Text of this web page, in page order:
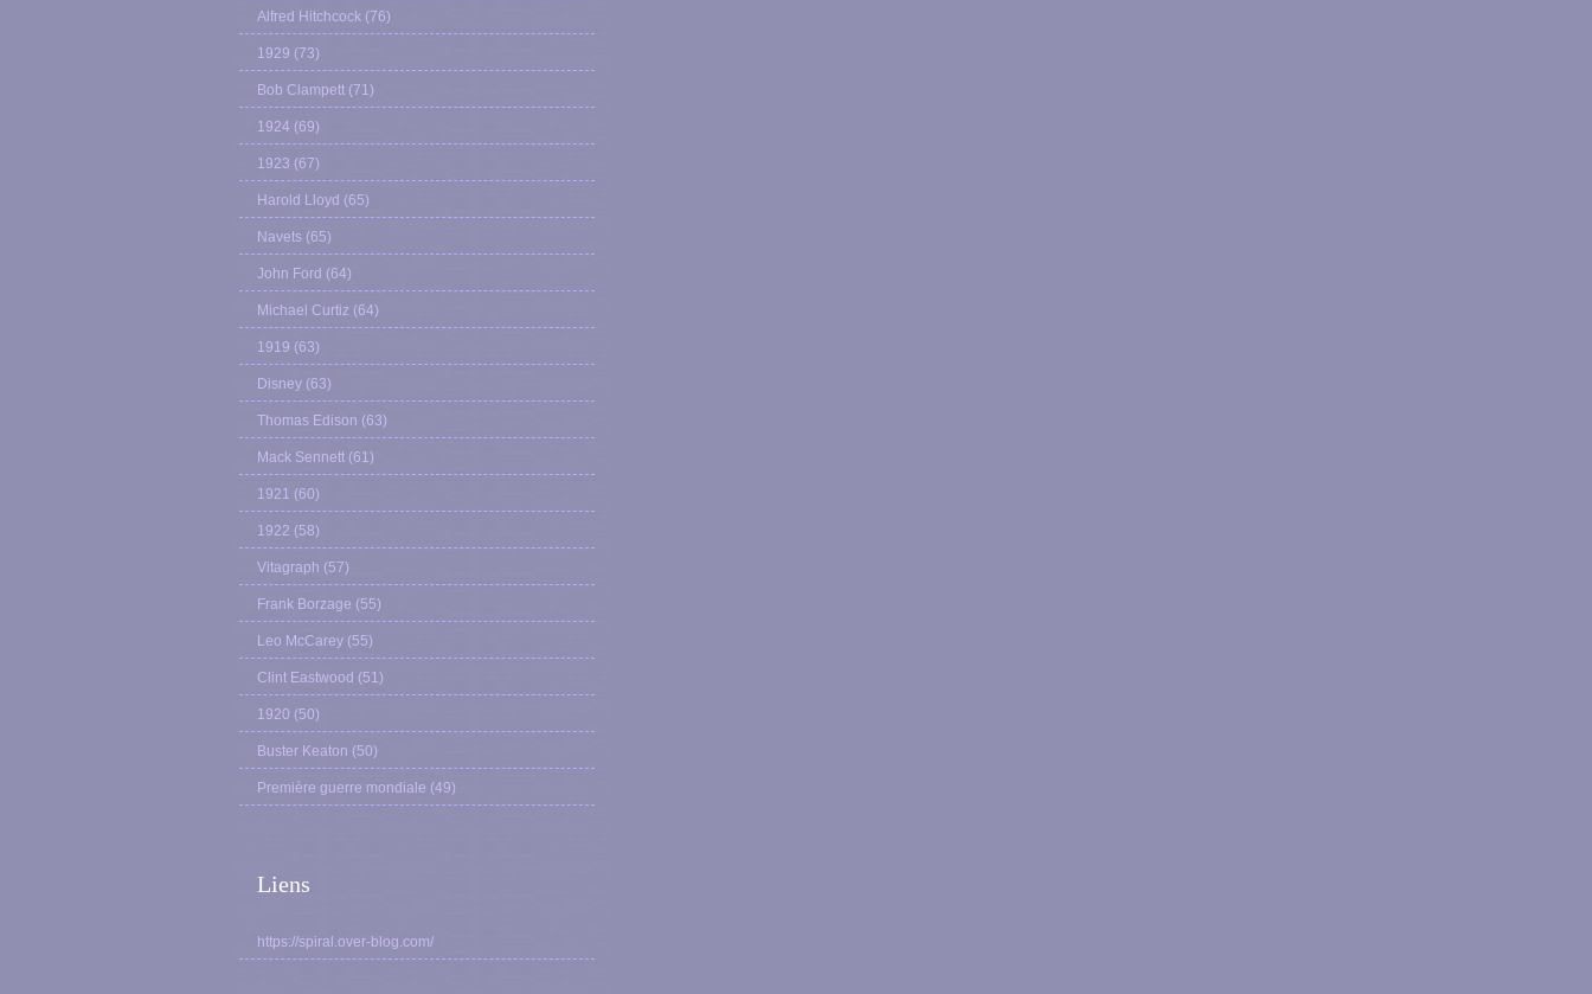
Alfred Hitchcock (76)
1929 (73)
Bob Clampett (71)
1924 (69)
1923 (67)
Harold Lloyd (65)
Navets (65)
John Ford (64)
Michael Curtiz (64)
1919 (63)
Disney (63)
Thomas Edison (63)
Mack Sennett (61)
1921 (60)
1922 (58)
Vitagraph (57)
Frank Borzage (55)
Leo McCarey (55)
Clint Eastwood (51)
1920 (50)
Buster Keaton (50)
Première guerre mondiale (49)
Liens
https://spiral.over-blog.com/